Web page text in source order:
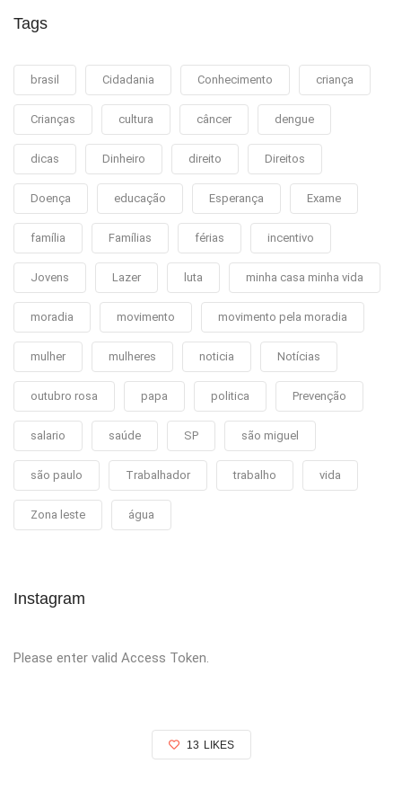
Tags
brasil Cidadania Conhecimento criança
Crianças cultura câncer dengue
dicas Dinheiro direito Direitos
Doença educação Esperança Exame
família Famílias férias incentivo
Jovens Lazer luta minha casa minha vida
moradia movimento movimento pela moradia
mulher mulheres noticia Notícias
outubro rosa papa politica Prevenção
salario saúde SP são miguel
são paulo Trabalhador trabalho vida
Zona leste água
Instagram
Please enter valid Access Token.
13 LIKES